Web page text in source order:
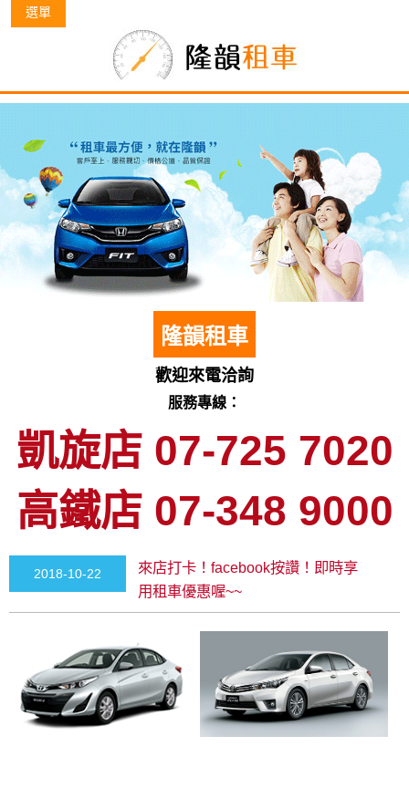
選單
隆韻租車
歡迎來電洽詢
服務專線：
凱旋店 07-725 7020
高鐵店 07-348 9000
2018-10-22
00:00:00
來店打卡！facebook按讚！即時享
用租車優惠喔~~